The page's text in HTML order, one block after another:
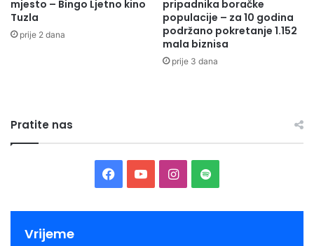
mjesto – Bingo Ljetno kino
Tuzla
prije 2 dana
pripadnika boračke
populacije – za 10 godina
podržano pokretanje 1.152
mala biznisa
prije 3 dana
Pratite nas
Facebook
YouTubeInstagram
Spotify
Vrijeme